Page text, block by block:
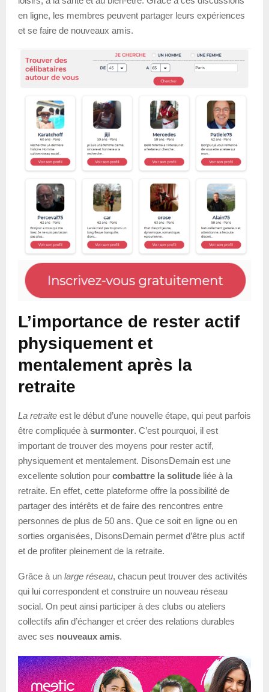
en ligne, les membres peuvent partager leurs expériences
et se faire de nouveaux amis.
L’importance de rester actif
physiquement et
mentalement après la
retraite
La retraite est le début d’une nouvelle étape, qui peut parfois
être compliquée à surmonter. C’est pourquoi, il est
important de trouver des moyens pour rester actif,
physiquement et mentalement. DisonsDemain est une
excellente solution pour combattre la solitude liée à la
retraite. En effet, cette plateforme offre la possibilité de
partager des intérêts et de faire des rencontres entre
personnes de plus de 50 ans. Que ce soit en ligne ou en
sorties organisées, DisonsDemain permet d’être plus actif
et de profiter pleinement de la retraite.
Grâce à un large réseau, chacun peut trouver des activités
qui lui correspondent et construire un nouveau réseau
social. On peut ainsi participer à des clubs ou ateliers
collectifs afin d’échanger et créer des relations durables
avec ses nouveaux amis.